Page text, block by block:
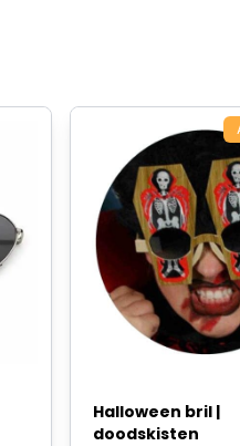
Halloween bril |
doodskisten